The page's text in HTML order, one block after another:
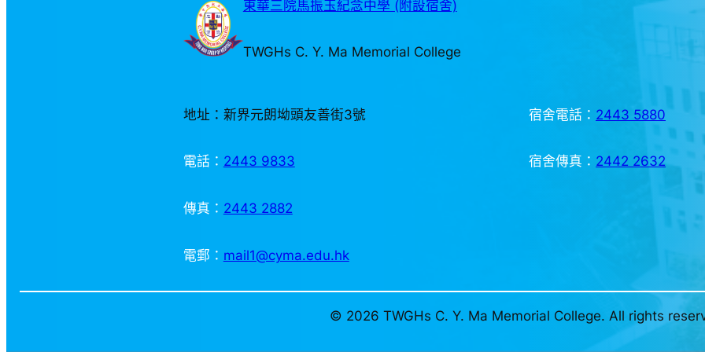
東華三院馬振玉紀念中學 (附設宿舍)
TWGHs C. Y. Ma Memorial College
地址：新界元朗坳頭友善街3號
電話： 2443 9833
傳真： 2443 2882
電郵： mail1@cyma.edu.hk
宿舍電話： 2443 5880
宿舍傳真： 2442 2632
© 2026 TWGHs C. Y. Ma Memorial College. All rights